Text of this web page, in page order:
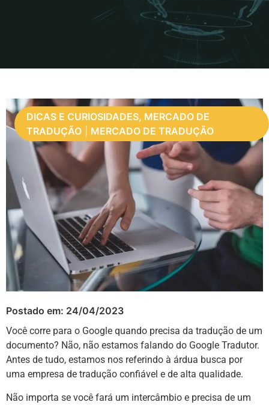
DICAS E CURIOSIDADES, MERCADO DE
TRADUÇÃO
MERCADO DE TRADUÇÃO
Postado em: 24/04/2023
Você corre para o Google quando precisa da tradução de um
documento? Não, não estamos falando do Google Tradutor.
Antes de tudo, estamos nos referindo à árdua busca por
uma empresa de tradução confiável e de alta qualidade.
Não importa se você fará um intercâmbio e precisa de um